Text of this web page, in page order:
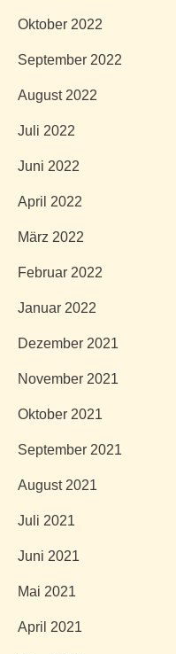
Oktober 2022
September 2022
August 2022
Juli 2022
Juni 2022
April 2022
März 2022
Februar 2022
Januar 2022
Dezember 2021
November 2021
Oktober 2021
September 2021
August 2021
Juli 2021
Juni 2021
Mai 2021
April 2021